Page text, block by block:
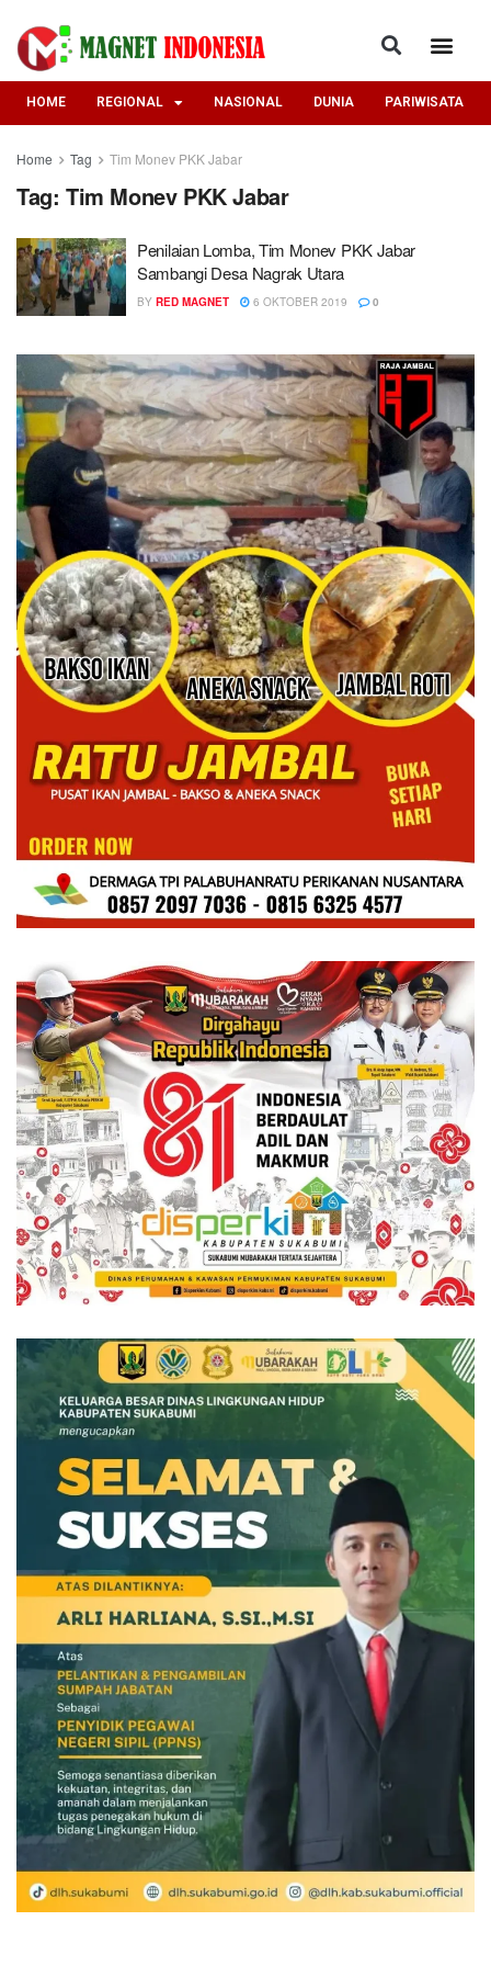
HOME REGIONAL NASIONAL DUNIA PARIWISATA
Home Tag Tim Monev PKK Jabar
Tag: Tim Monev PKK Jabar
Penilaian Lomba, Tim Monev PKK Jabar
Sambangi Desa Nagrak Utara
BY RED MAGNET 6 OKTOBER 2019 0